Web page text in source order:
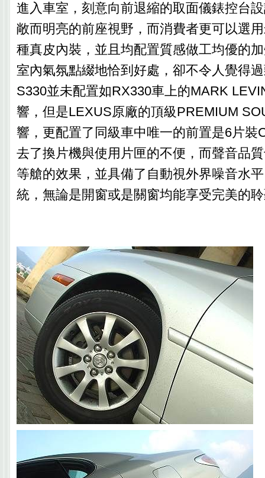
進入車室，刻意向前退縮的取面儀錶控台
敞而明亮的前座視野，而消費者更可以選
種真皮內裝，並且均配置質感做工均優的
室內氣氛點綴地恰到好處，卻不令人覺得
S330並未配置如RX330車上的MARK
響，但是LEXUS原廠的頂級PREMIUM
響，更配置了同級車中唯一的前置是6片裝
去了換片機與使用片匣的不便，而聲音品
等艙的效果，並具備了自動視外界噪音水
統，無論是開窗或是關窗均能享受完美的